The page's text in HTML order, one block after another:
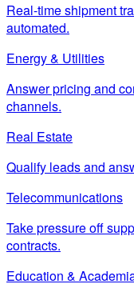
Real-time shipment
automated.
Energy & Utilities
Answer pricing and
channels.
Real Estate
Qualify leads and
Telecommunications
Take pressure off
contracts.
Education &